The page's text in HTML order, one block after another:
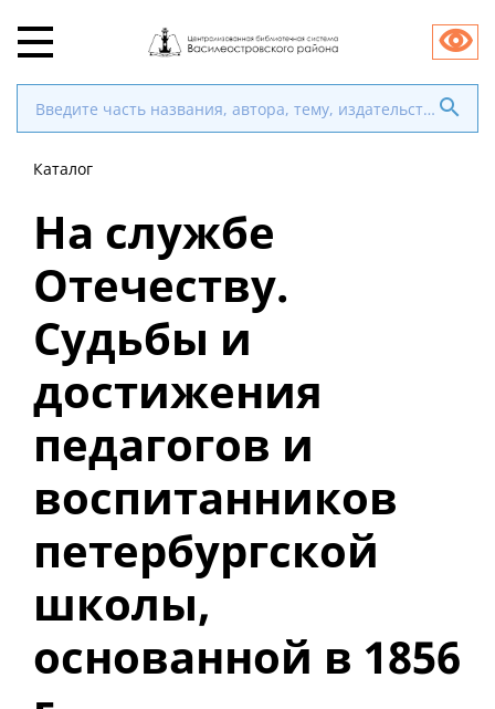
Каталог
На службе
Отечеству.
Судьбы и
достижения
педагогов и
воспитанников
петербургской
школы,
основанной в 1856